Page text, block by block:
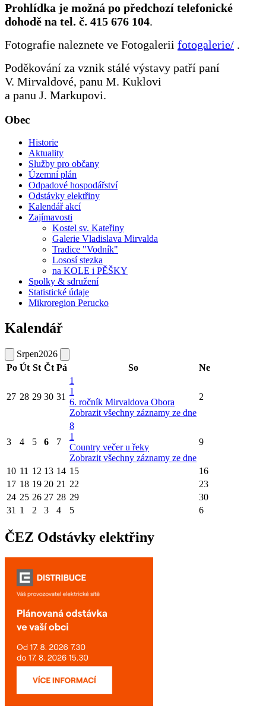
Prohlídka je možná po předchozí telefonické
dohodě na tel. č. 415 676 104.
Fotografie naleznete ve Fotogalerii fotogalerie/ .
Poděkování za vznik stálé výstavy patří paní
V. Mirvaldové, panu M. Kuklovi
a panu J. Markupovi.
Obec
Historie
Aktuality
Služby pro občany
Územní plán
Odpadové hospodářství
Odstávky elektřiny
Kalendář akcí
Zajímavosti
Kostel sv. Kateřiny
Galerie Vladislava Mirvalda
Tradice "Vodník"
Lososí stezka
na KOLE i PĚŠKY
Spolky & sdružení
Statistické údaje
Mikroregion Perucko
Kalendář
Srpen2026
Po Út St Čt Pá So Ne
27 28 29 30 31
1
1
6. ročník Mirvaldova Obora
Zobrazit všechny záznamy ze dne
2
3 4 5 6 7
8
1
Country večer u řeky
Zobrazit všechny záznamy ze dne
9
10 11 12 13 14 15
16
17 18 19 20 21 22
23
24 25 26 27 28 29
30
31 1 2 3 4 5 6
ČEZ Odstávky elektřiny